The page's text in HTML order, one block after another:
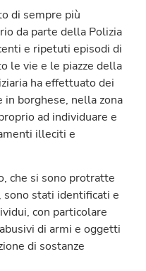
di sempre più
da parte della Polizia
e ripetuti episodi di
le vie e le piazze della
ha effettuato dei
borghese, nella zona
ad individuare e
illeciti e
che si sono protratte
sono stati identificati e
con particolare
di armi e oggetti
di sostanze